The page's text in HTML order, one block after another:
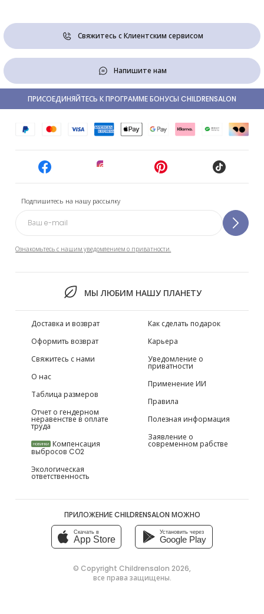
Свяжитесь с Клиентским сервисом
Напишите нам
Подпишитесь на нашу рассылку
Ознакомьтесь с нашим уведомлением о приватности.
МЫ ЛЮБИМ НАШУ ПЛАНЕТУ
ПРИСОЕДИНЯЙТЕСЬ К ПРОГРАММЕ БОНУСЫ CHILDRENSALON
Доставка и возврат
Оформить возврат
Свяжитесь с нами
О нас
Таблица размеров
Отчет о гендерном
неравенстве в оплате
труда
НОВИНКИ Компенсация
выбросов CO2
Экологическая
ответственность
Как сделать подарок
Карьера
Уведомление о
приватности
Применение ИИ
Правила
Полезная информация
Заявление о
современном рабстве
ПРИЛОЖЕНИЕ CHILDRENSALON МОЖНО
Скачать в
App Store
Установить через
Google Play
© Copyright Childrensalon 2026,
все права защищены.